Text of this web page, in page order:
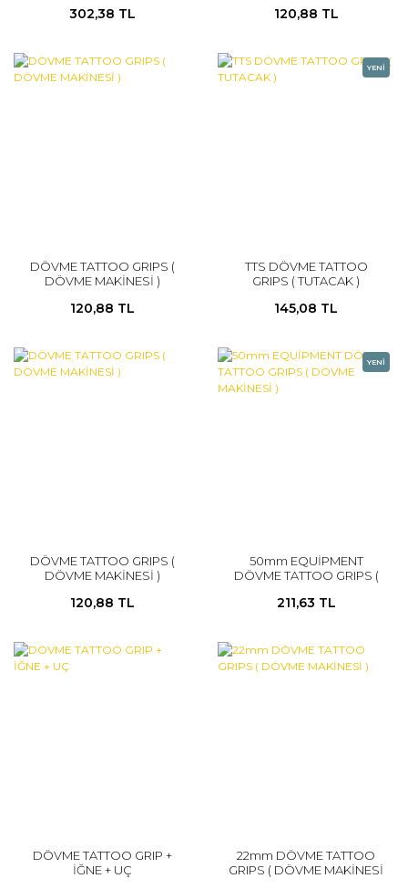
302,38 TL 120,88 TL
DÖVME TATTOO GRIPS (
DÖVME MAKİNESİ )
120,88 TL
YENİ
TTS DÖVME TATTOO
GRIPS ( TUTACAK )
145,08 TL
DÖVME TATTOO GRIPS (
DÖVME MAKİNESİ )
120,88 TL
YENİ
50mm EQUİPMENT
DÖVME TATTOO GRIPS (
211,63 TL
DÖVME TATTOO GRIP +
İĞNE + UÇ
22mm DÖVME TATTOO
GRIPS ( DÖVME MAKİNESİ